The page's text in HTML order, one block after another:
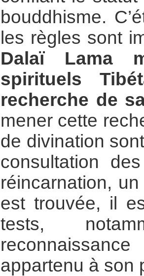
bouddhisme.
les règles sont
Dalaï Lama
spirituels
recherche de
mener cette
de divination
consultation
réincarnation,
est trouvée, il
tests,
appartenu à son